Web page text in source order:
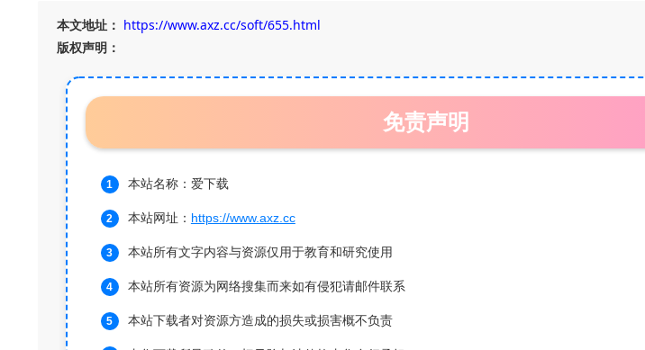
本文地址： https://www.axz.cc/soft/655.html
版权声明：
免责声明
本站名称：爱下载
本站网址： https://www.axz.cc
本站所有文字内容与资源仅用于教育和研究使用
本站所有资源为网络搜集而来如有侵犯请邮件联系
本站下载者对资源方造成的损失或损害概不负责